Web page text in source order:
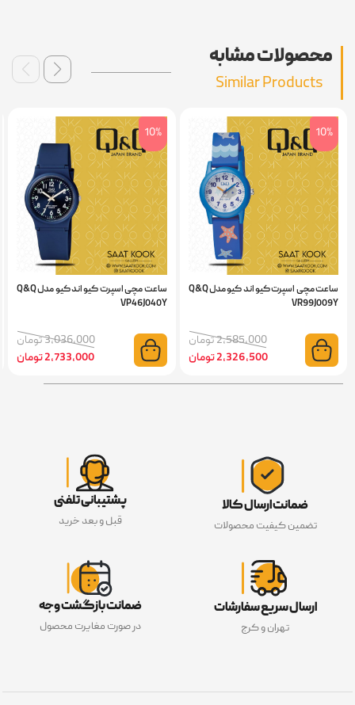
محصولات مشابه
Similar Products
10%
ساعت مچی اسپرت کیو اند کیو مدل Q&Q
VR99J009Y
2,585,000 تومان
2,326,500 تومان
10%
ساعت مچی اسپرت کیو اند کیو مدل Q&Q
VP46J040Y
3,036,000 تومان
2,733,000 تومان
ضمانت ارسال کالا
تضمین کیفیت محصولات
پشتیبانی تلفنی
قبل و بعد خرید
ارسال سریع سفارشات
تهران و کرج
ضمانت بازگشت وجه
در صورت مغایرت محصول